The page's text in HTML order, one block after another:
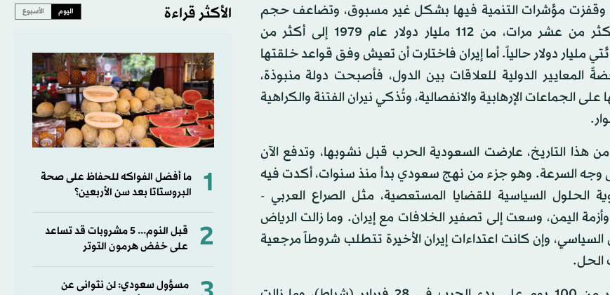
وقفزت مؤشرات التنمية فيها بشكل غير مسبوق، وتضاعف حجم
اقتصادها أكثر من عشر مرات، من 112 مليار دولار عام 1979 إلى أكثر من
مليار دولار حالياً. أما إيران فاختارت أن تعيش وفق قواعد خلقتها
المعايير الدولية للعلاقات بين الدول، فأصبحت دولة منبوذة،
على الجماعات الإرهابية والانفصالية، وتُذكي نيران الفتنة والكراهية
هذا التاريخ، عارضت السعودية الحرب قبل نشوبها، وتدفع الآن
وجه السرعة. وهو جزء من نهج سعودي بدأ منذ سنوات، أكدت فيه
الحلول السياسية للقضايا المستعصية، مثل الصراع العربي -
وأزمة اليمن، وسعت إلى تصفير الخلافات مع إيران. وما زالت الرياض
وإن كانت اعتداءات إيران الأخيرة تتطلب شروطاً مرجعية
الحل.
الأكثر قراءة اليوم الأسبوع
1
ما أفضل الفواكه للحفاظ على صحة
البروستاتا بعد سن الأربعين؟
2
قبل النوم... 5 مشروبات قد تساعد
على خفض هرمون التوتر
مسؤول سعودي: لن نتوانى عن